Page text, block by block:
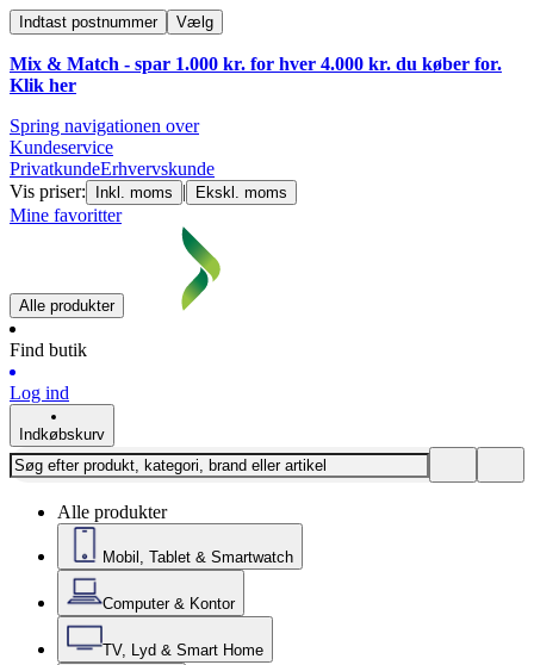
Indtast postnummer Vælg
Mix & Match - spar 1.000 kr. for hver 4.000 kr. du køber for.
Klik her
Spring navigationen over
Kundeservice
PrivatkundeErhvervskunde
Vis priser:
Inkl. moms | Ekskl. moms
Mine favoritter
Alle produkter
Find butik
Log ind
Indkøbskurv
Alle produkter
Mobil, Tablet & Smartwatch
Computer & Kontor
TV, Lyd & Smart Home